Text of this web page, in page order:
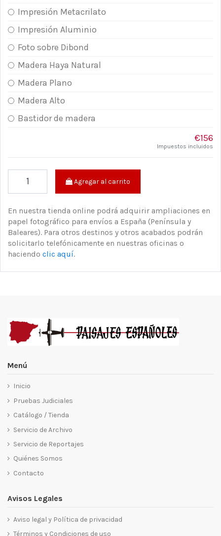
Impresión Metacrilato
Impresión Aluminio
Foto sobre Dibond
Madera Haya Natural
Madera Plano
Madera Alto
Bastidor de madera
€156
Impuestos incluidos
Agregar al carrito
En nuestra tienda online podrá adquirir ampliaciones en
papel fotográfico para envíos a España (Península y
Baleares). Para otros destinos y otros acabados podrán
solicitarlo telefónicamente en nuestras oficinas o
haciendo clic aquí.
Menú
Inicio
Pruebas Judiciales
Catálogo / Tienda
Servicio de Archivo
Servicio de Reportajes
Quiénes Somos
Contacto
Avisos Legales
Aviso legal y Política de privacidad
Términos y Condiciones de uso